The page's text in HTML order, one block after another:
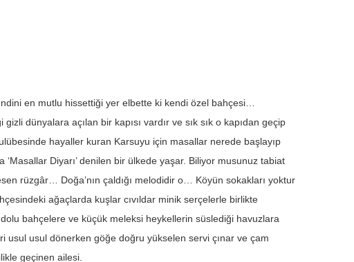
en mutlu hissettiği yer elbette ki kendi özel bahçesi…
dünyalara açılan bir kapısı vardır ve sık sık o kapıdan geçip
hayaller kuran Karsuyu için masallar nerede başlayıp
Diyarı’ denilen bir ülkede yaşar. Biliyor musunuz tabiat
rüzgâr… Doğa’nın çaldığı melodidir o… Köyün sokakları yoktur
ağaçlarda kuşlar cıvıldar minik serçelerle birlikte
dolu bahçelere ve küçük meleksi heykellerin süslediği havuzlara
usul usul dönerken göğe doğru yükselen servi çınar ve çam
geçinen ailesi.